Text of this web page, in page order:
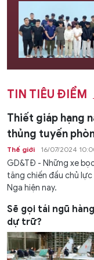
TIN TIÊU ĐIỂM
Thiết giáp hạng
thủng tuyến
Thế giới 16/07/2024
GD&TĐ - Những xe
tăng chiến đấu chủ
Nga hiện nay.
Sẽ gọi tái ngũ
dự trữ?